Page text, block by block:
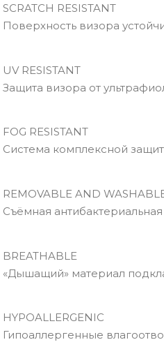
SCRATCH RESISTANT
Поверхность визора
UV RESISTANT
Защита визора от
FOG RESISTANT
Система комплексной
REMOVABLE AND
Съёмная
BREATHABLE
«Дышащий» материал
HYPOALLERGENIC
Гипоаллергенные